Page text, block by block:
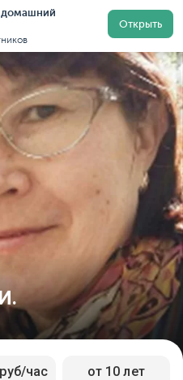
домашний
Открыть
Москве Няни у метро
час от 10 лет